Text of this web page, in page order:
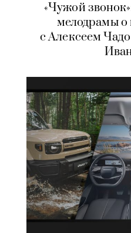
«Чужой
мелодрамы о
с Алексеем